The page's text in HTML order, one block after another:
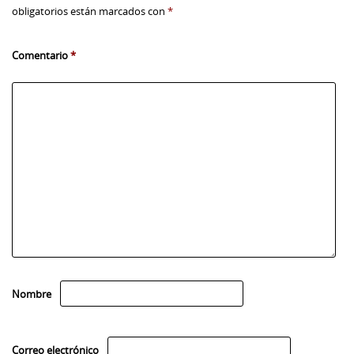
obligatorios están marcados con *
Comentario*
Nombre
Correo electrónico